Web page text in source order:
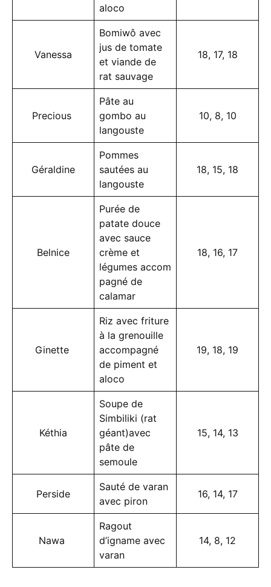
aloco
Vanessa
Bomiwô avec
jus de tomate
et viande de
rat sauvage
18, 17, 18
Precious
Pâte au
gombo au
langouste
10, 8, 10
Géraldine
Pommes
sautées au
langouste
18, 15, 18
Belnice
Purée de
patate douce
avec sauce
crème et
légumes accom
pagné de
calamar
18, 16, 17
Ginette
Riz avec friture
à la grenouille
accompagné
de piment et
aloco
19, 18, 19
Kéthia
Soupe de
Simbiliki (rat
géant)avec
pâte de
semoule
15, 14, 13
Perside
Sauté de varan
avec piron
16, 14, 17
Nawa
Ragout
d’igname avec
varan
14, 8, 12